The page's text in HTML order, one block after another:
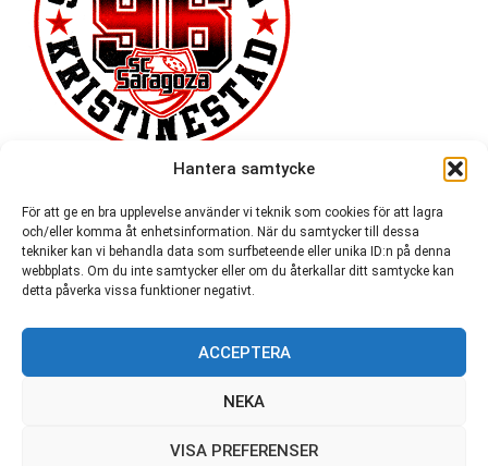
Hantera samtycke
För att ge en bra upplevelse använder vi teknik som cookies för att lagra
och/eller komma åt enhetsinformation. När du samtycker till dessa
tekniker kan vi behandla data som surfbeteende eller unika ID:n på denna
webbplats. Om du inte samtycker eller om du återkallar ditt samtycke kan
detta påverka vissa funktioner negativt.
ACCEPTERA
NEKA
VISA PREFERENSER
© SC Saragoza r.f. 1996-2026